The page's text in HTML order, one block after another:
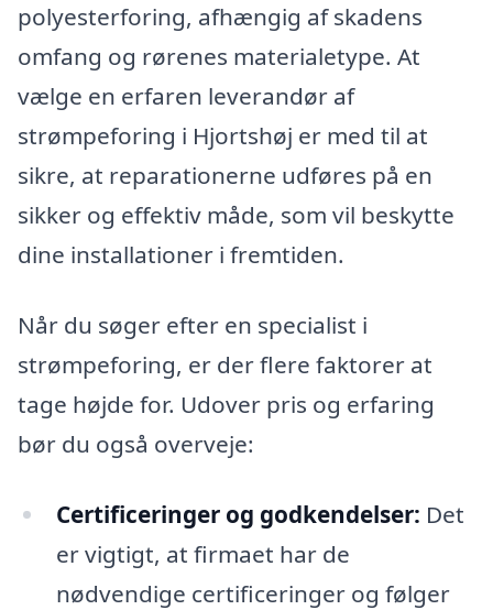
polyesterforing, afhængig af skadens
omfang og rørenes materialetype. At
vælge en erfaren leverandør af
strømpeforing i Hjortshøj er med til at
sikre, at reparationerne udføres på en
sikker og effektiv måde, som vil beskytte
dine installationer i fremtiden.
Når du søger efter en specialist i
strømpeforing, er der flere faktorer at
tage højde for. Udover pris og erfaring
bør du også overveje:
Certificeringer og godkendelser: Det
er vigtigt, at firmaet har de
nødvendige certificeringer og følger